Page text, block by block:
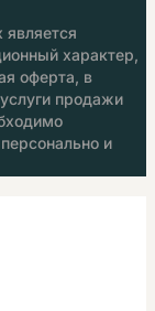
характер,
оферта, в
продажи
и